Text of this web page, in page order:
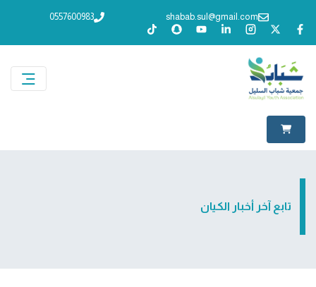
shabab.sul@gmail.com
0557600983
تابع آخر أخبار الكيان